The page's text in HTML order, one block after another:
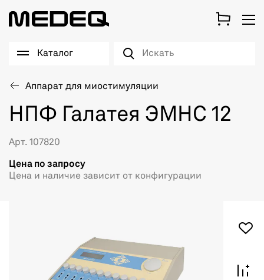
Каталог
Аппарат для миостимуляции
НПФ Галатея ЭМНС 12
Арт. 107820
Цена по запросу
Цена и наличие зависит от конфигурации